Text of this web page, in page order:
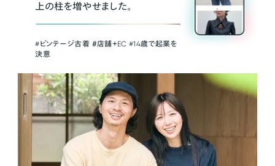
上の柱を増やせました。
#ビンテージ古着 ＃店舗＋EC #14歳で起業を
決意